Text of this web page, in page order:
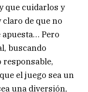
que cuidarlos y
de que no
Pero
buscando
el juego sea un
una diversión,